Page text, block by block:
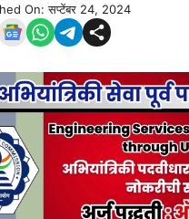
On: सप्टेंबर 24, 2024